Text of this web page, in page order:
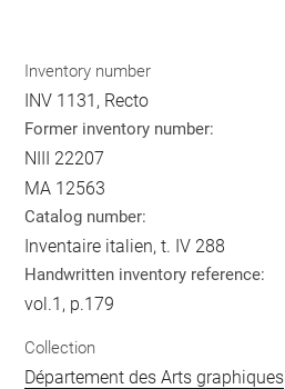
Inventory number
INV 1131, Recto
Former inventory number:
NIII 22207
MA 12563
Catalog number:
Inventaire italien, t. IV 288
Handwritten inventory reference:
vol.1, p.179
Collection
Département des Arts graphiques